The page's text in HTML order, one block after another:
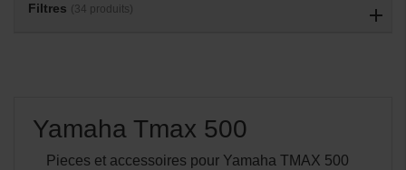
Filtres (34 produits)
Yamaha Tmax 500
Pieces et accessoires pour Yamaha TMAX 500